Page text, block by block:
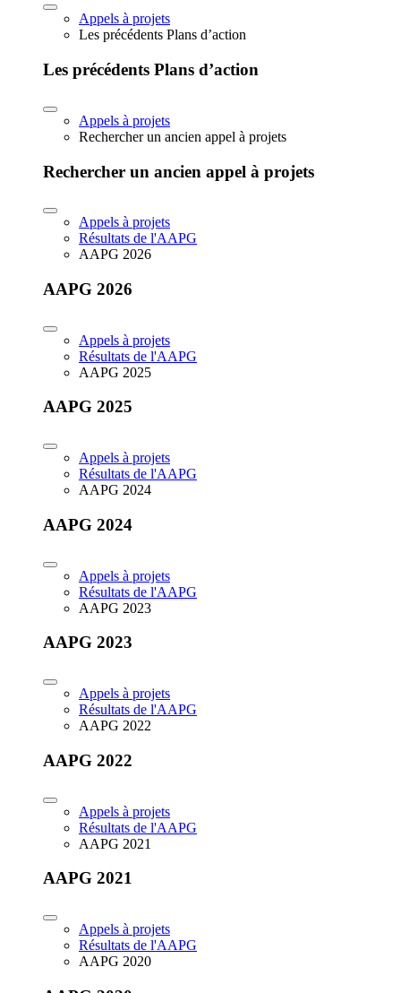
Appels à projets
Les précédents Plans d’action
Les précédents Plans d’action
Appels à projets
Rechercher un ancien appel à projets
Rechercher un ancien appel à projets
Appels à projets
Résultats de l'AAPG
AAPG 2026
AAPG 2026
Appels à projets
Résultats de l'AAPG
AAPG 2025
AAPG 2025
Appels à projets
Résultats de l'AAPG
AAPG 2024
AAPG 2024
Appels à projets
Résultats de l'AAPG
AAPG 2023
AAPG 2023
Appels à projets
Résultats de l'AAPG
AAPG 2022
AAPG 2022
Appels à projets
Résultats de l'AAPG
AAPG 2021
AAPG 2021
Appels à projets
Résultats de l'AAPG
AAPG 2020